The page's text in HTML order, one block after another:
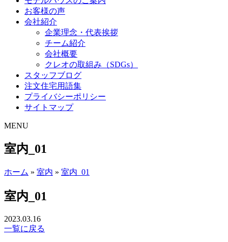
お客様の声
会社紹介
企業理念・代表挨拶
チーム紹介
会社概要
クレオの取組み（SDGs）
スタッフブログ
注文住宅用語集
プライバシーポリシー
サイトマップ
MENU
室内_01
ホーム » 室内 » 室内_01
室内_01
2023.03.16
一覧に戻る